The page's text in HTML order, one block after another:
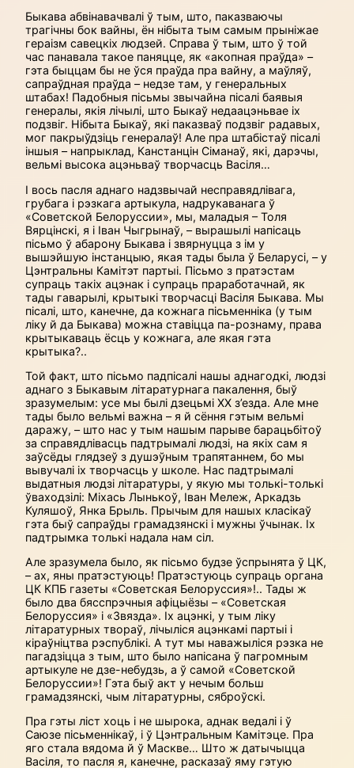
Быкава абвінавачвалі ў тым, што, паказваючы
трагічны бок вайны, ён нібыта тым самым прыніжае
гераізм савецкіх людзей. Справа ў тым, што ў той
час панавала такое паняцце, як «акопная праўда» –
гэта быццам бы не ўся праўда пра вайну, а маўляў,
сапраўдная праўда – недзе там, у генеральных
штабах! Падобныя пісьмы звычайна пісалі баявыя
генералы, якія лічылі, што Быкаў недаацэньвае іх
подзвіг. Нібыта Быкаў, які паказваў подзвіг радавых,
мог пакрыўдзіць генералаў! Але пра штабістаў пісалі
іншыя – напрыклад, Канстанцін Сіманаў, які, дарэчы,
вельмі высока ацэньваў творчасць Васіля…
І вось пасля аднаго надзвычай несправядлівага,
грубага і рэзкага артыкула, надрукаванага ў
«Советской Белоруссии», мы, маладыя – Толя
Вярцінскі, я і Іван Чыгрынаў, – вырашылі напісаць
пісьмо ў абарону Быкава і звярнуцца з ім у
вышэйшую інстанцыю, якая тады была ў Беларусі, – у
Цэнтральны Камітэт партыі. Пісьмо з пратэстам
супраць такіх ацэнак і супраць праработачнай, як
тады гаварылі, крытыкі творчасці Васіля Быкава. Мы
пісалі, што, канечне, да кожнага пісьменніка (у тым
ліку й да Быкава) можна ставіцца па-рознаму, права
крытыкаваць ёсць у кожнага, але якая гэта
крытыка?..
Той факт, што пісьмо падпісалі нашы аднагодкі, людзі
аднаго з Быкавым літаратурнага пакалення, быў
зразумелым: усе мы былі дзецьмі ХХ з’езда. Але мне
тады было вельмі важна – я й сёння гэтым вельмі
даражу, – што нас у тым нашым парыве барацьбітоў
за справядлівасць падтрымалі людзі, на якіх сам я
заўсёды глядзеў з душэўным трапятаннем, бо мы
вывучалі іх творчасць у школе. Нас падтрымалі
выдатныя людзі літаратуры, у якую мы толькі-толькі
ўваходзілі: Міхась Лынькоў, Іван Мележ, Аркадзь
Куляшоў, Янка Брыль. Прычым для нашых класікаў
гэта быў сапраўды грамадзянскі і мужны ўчынак. Іх
падтрымка толькі надала нам сіл.
Але зразумела было, як пісьмо будзе ўспрынята ў ЦК,
– ах, яны пратэстуюць! Пратэстуюць супраць органа
ЦК КПБ газеты «Советская Белоруссия»!.. Тады ж
было два бясспрэчныя афіцыёзы – «Советская
Белоруссия» і «Звязда». Іх ацэнкі, у тым ліку
літаратурных твораў, лічыліся ацэнкамі партыі і
кіраўніцтва рэспублікі. А тут мы наважыліся рэзка не
пагадзіцца з тым, што было напісана ў пагромным
артыкуле не дзе-небудзь, а ў самой «Советской
Белоруссии»! Гэта быў акт у нечым больш
грамадзянскі, чым літаратурны, сяброўскі.
Пра гэты ліст хоць і не шырока, аднак ведалі і ў
Саюзе пісьменнікаў, і ў Цэнтральным Камітэце. Пра
яго стала вядома й ў Маскве… Што ж датычыцца
Васіля, то пасля я, канечне, расказаў яму гэтую